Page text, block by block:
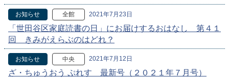
お知らせ 全館 2021年7月23日
「世田谷区家庭読書の日」にお届けするおはなし 第４１
回 きみがえらぶのはどれ？
お知らせ 中央 2021年7月12日
ざ・ちゅうおう ぷれす 最新号（２０２１年７月号）